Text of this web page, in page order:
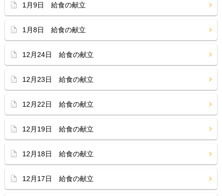
1月9日 給食の献立
1月8日 給食の献立
12月24日 給食の献立
12月23日 給食の献立
12月22日 給食の献立
12月19日 給食の献立
12月18日 給食の献立
12月17日 給食の献立